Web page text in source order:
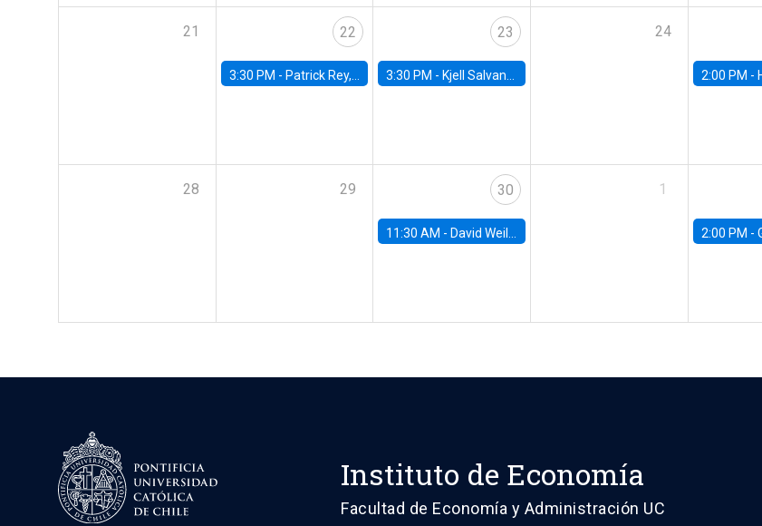
21 22
3:30 PM - Patrick Rey, University of Toulouse
23
3:30 PM - Kjell Salvanes, Norwegian School of Economics
24
2:00 PM -
28 29 30
11:30 AM - David Weil, Brown University
1
2:00 PM -
Instituto de Economía
Facultad de Economía y Administración UC